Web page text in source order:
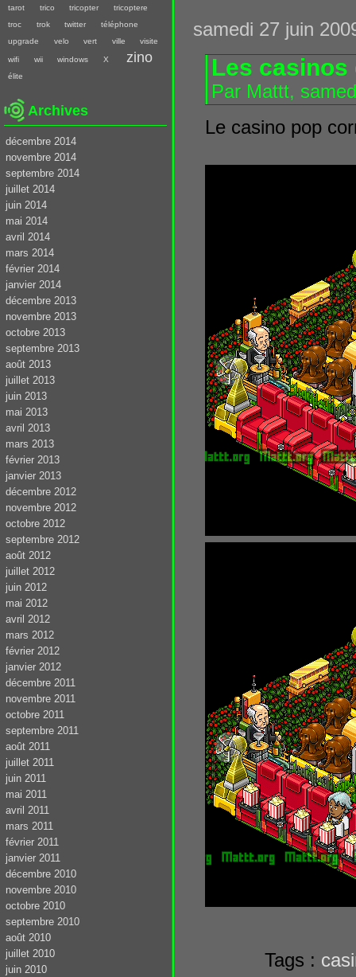
samedi 27 juin
Les casinos
Par Mattt,
Le casino pop
Tags :
tarot
trico tricopter
tricoptere
troc
trok twitter
téléphone
upgrade
velo vert ville visite
wifi wii windows X zino
élite
Archives
décembre 2014
novembre 2014
septembre 2014
juillet 2014
juin 2014
mai 2014
avril 2014
mars 2014
février 2014
janvier 2014
décembre 2013
novembre 2013
octobre 2013
septembre 2013
août 2013
juillet 2013
juin 2013
mai 2013
avril 2013
mars 2013
février 2013
janvier 2013
décembre 2012
novembre 2012
octobre 2012
septembre 2012
août 2012
juillet 2012
juin 2012
mai 2012
avril 2012
mars 2012
février 2012
janvier 2012
décembre 2011
novembre 2011
octobre 2011
septembre 2011
août 2011
juillet 2011
juin 2011
mai 2011
avril 2011
mars 2011
février 2011
janvier 2011
décembre 2010
novembre 2010
octobre 2010
septembre 2010
août 2010
juillet 2010
juin 2010